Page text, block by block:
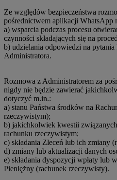
Ze względów bezpieczeństwa
pośrednictwem aplikacji WhatsApp
a) wsparcia podczas procesu
czynności składających się na
b) udzielania odpowiedzi na pytania
Administratora.
Rozmowa z Administratorem za
nigdy nie będzie zawierać
dotyczyć m.in.:
a) stanu Państwa środków na
rzeczywistym);
b) jakichkolwiek kwestii
rachunku rzeczywistym;
c) składania Zleceń lub ich zmiany
d) zmiany lub aktualizacji danych
e) składania dyspozycji wpłaty lub
Pieniężny (rachunek rzeczywisty).